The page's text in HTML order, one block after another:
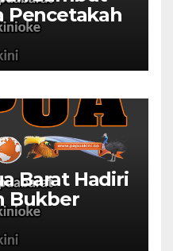
Pencetakah
di Papua
Barat Hadiri
Bukber
dan